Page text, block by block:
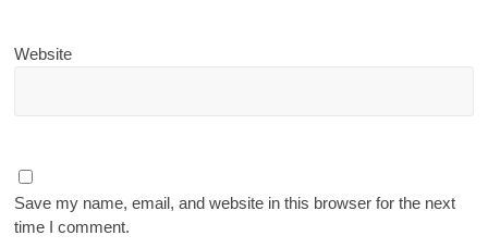
Website
Save my name, email, and website in this browser for the next
time I comment.